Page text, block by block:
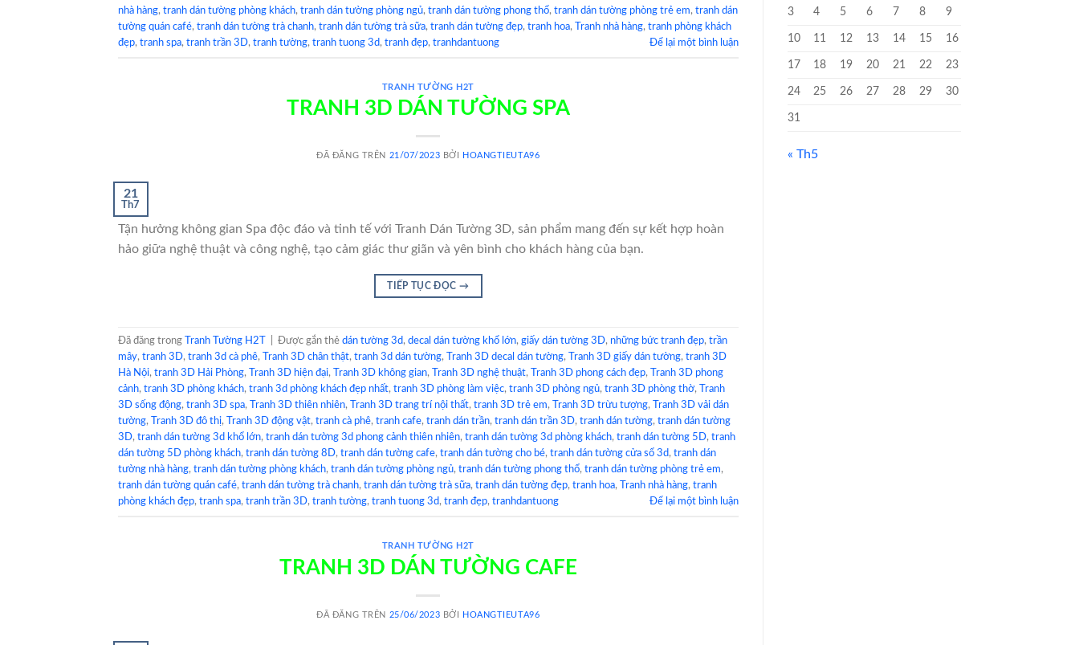
nhà hàng, tranh dán tường phòng khách, tranh dán tường phòng ngủ, tranh dán tường phong thổ, tranh dán tường phòng trẻ em, tranh dán
tường quán café, tranh dán tường trà chanh, tranh dán tường trà sữa, tranh dán tường đẹp, tranh hoa, Tranh nhà hàng, tranh phòng khách
đẹp, tranh spa, tranh trần 3D, tranh tường, tranh tuong 3d, tranh đẹp, tranhdantuong Để lại một bình luận
TRANH TƯỜNG H2T
TRANH 3D DÁN TƯỜNG SPA
ĐÃ ĐĂNG TRÊN 21/07/2023 BỞI HOANGTIEUTA96
21
Th7
Tận hưởng không gian Spa độc đáo và tinh tế với Tranh Dán Tường 3D, sản phẩm mang đến sự kết hợp hoàn
hảo giữa nghệ thuật và công nghệ, tạo cảm giác thư giãn và yên bình cho khách hàng của bạn.
TIẾP TỤC ĐỌC →
Đã đăng trong Tranh Tường H2T Được gắn thẻ dán tường 3d, decal dán tường khổ lớn, giấy dán tường 3D, những bức tranh đẹp, trần
mây, tranh 3D, tranh 3d cà phê, Tranh 3D chân thật, tranh 3d dán tường, Tranh 3D decal dán tường, Tranh 3D giấy dán tường, tranh 3D
Hà Nội, tranh 3D Hải Phòng, Tranh 3D hiện đại, Tranh 3D không gian, Tranh 3D nghệ thuật, Tranh 3D phong cách đẹp,
Tranh 3D phong
cảnh, tranh 3D phòng khách, tranh 3d phòng khách đẹp nhất, tranh 3D phòng làm việc, tranh 3D phòng ngủ, tranh 3D phòng thờ,
Tranh
3D sống động, tranh 3D spa, Tranh 3D thiên nhiên, Tranh 3D trang trí nội thất, tranh 3D trẻ em, Tranh 3D trừu tượng,
Tranh 3D vải dán
tường, Tranh 3D đô thị, Tranh 3D động vật, tranh cà phê, tranh cafe, tranh dán trần, tranh dán trần 3D, tranh dán tường, tranh dán tường
3D, tranh dán tường 3d khổ lớn, tranh dán tường 3d phong cảnh thiên nhiên, tranh dán tường 3d phòng khách, tranh dán tường 5D, tranh
dán tường 5D phòng khách, tranh dán tường 8D, tranh dán tường cafe, tranh dán tường cho bé, tranh dán tường cửa sổ 3d, tranh dán
tường nhà hàng, tranh dán tường phòng khách, tranh dán tường phòng ngủ, tranh dán tường phong thổ, tranh dán tường phòng trẻ em,
tranh dán tường quán café, tranh dán tường trà chanh, tranh dán tường trà sữa, tranh dán tường đẹp, tranh hoa, Tranh nhà hàng, tranh
phòng khách đẹp, tranh spa, tranh trần 3D, tranh tường, tranh tuong 3d, tranh đẹp, tranhdantuong Để lại một bình luận
TRANH TƯỜNG H2T
TRANH 3D DÁN TƯỜNG CAFE
ĐÃ ĐĂNG TRÊN 25/06/2023 BỞI HOANGTIEUTA96
3 4 5 6 7 8 9
10 11 12 13 14 15 16
17 18 19 20 21 22 23
24 25 26 27 28 29 30
31
« Th5